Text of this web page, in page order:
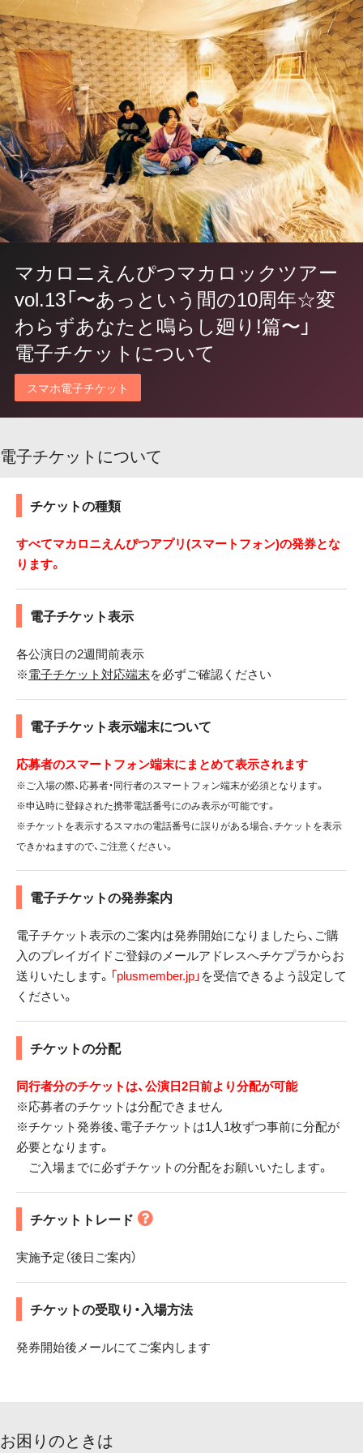
マカロニえんぴつマカロックツアー
vol.13「〜あっという間の10周年☆変
わらずあなたと鳴らし廻り!篇〜」
電子チケットについて
スマホ電子チケット
電子チケットについて
チケットの種類
すべてマカロニえんぴつアプリ(スマートフォン)の発券とな
ります。
電子チケット表示
各公演日の2週間前表示
※電子チケット対応端末を必ずご確認ください
電子チケット表示端末について
応募者のスマートフォン端末にまとめて表示されます
※ご入場の際、応募者・同行者のスマートフォン端末が必須となります。
※申込時に登録された携帯電話番号にのみ表示が可能です。
※チケットを表示するスマホの電話番号に誤りがある場合、チケットを表示
できかねますので、ご注意ください。
電子チケットの発券案内
電子チケット表示のご案内は発券開始になりましたら、ご購
入のプレイガイドご登録のメールアドレスへチケプラからお
送りいたします。 「plusmember.jp」を受信できるよう設定して
ください。
チケットの分配
同行者分のチケットは、公演日2日前より分配が可能
※応募者のチケットは分配できません
※チケット発券後、電子チケットは1人1枚ずつ事前に分配が
必要となります。
ご入場までに必ずチケットの分配をお願いいたします。
チケットトレード
実施予定（後日ご案内）
チケットの受取り・入場方法
発券開始後メールにてご案内します
お困りのときは